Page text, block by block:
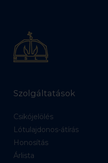
Szolgáltatások
Csikójelölés
Lótulajdonos-átírás
Honosítás
Árlista